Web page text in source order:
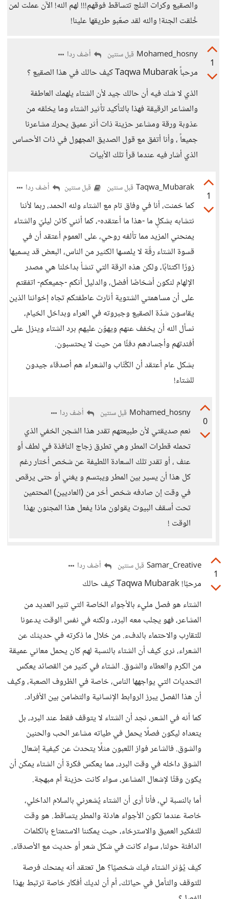
والصقيع وكرات الثلج تتساقط فوقهم!!! لهم الله! الآن عملت لمن
خُلقت الجنة! والله لقد صعّبو طريقها علينا!
1
Mohamed_hosny قبل سنتين أضف ردا
مرحباً Taqwa Mubarak كيف حالك في هذا الصقيع ؟
الذي لا شك فيه أن حالك جيد لأن الشتاء يلهمك العاطفة
والمشاعر الرقيقة فهذا بالتأكيد تأثير الشتاء وما يخلقه من
عذوبة ورقة ومشاعر حزينة ذات أثر عميق يحرك مشاعرنا
جميعاً ، وأنا أتفق مع قول الصديق المجهول في ذات الأحساس
الذي أشار فيه عندما قرأ تلك الأبيات
1
Taqwa_Mubarak قبل سنتين قبل سنتين أضف ردا
كما خمنت، أنا في وفاق تام مع الشتاء ولله الحمد، ربما لأننا
نتشابه بشكلٍ ما -هذا ما أعتقده-، كما أنني كائن ليليّ والشتاء
يمنحني المزيد مما تألفه روحي، على العموم أعتقد أن في
قسوة الشتاء رقّة لا يلمسها الكثير من الناس، البعض قد يسميها
زورًا اكتئابًا، ولكن هذه الرقة التي تنشأ بداخلنا هي مصدر
الإلهام لنكون أشخاصًا أفضل، والدليل أنكم -جميعكم- اتفقتم
على أن مساهمتي الشتوية أثارت عاطفتكم تجاه إخواننا الذين
يقاسون شدّة الصقيع وجبروته في العراء وبداخل الخيام،
نسأل الله أن يخفف عنهم ويهوّن عليهم برد الشتاء وينزل على
أفئدتهم وأجسادهم دفئًا من حيث لا يحتسبون.
بشكل عام أعتقد أن الكُتّاب والشعراء هم أصدقاء جيدون
للشتاء!
0
Mohamed_hosny قبل سنتين أضف ردا
نعم صديقتي لأن طبيعتهم تقدر هذا الشجن الخفي الذي
تحمله قطرات المطر وهي تطرق زجاج النافذة في لطف أو
عنف ، أو تقدر تلك السعادة اللطيفة عن شخص أختار رغم
كل هذا أن يسير بين المطر ويبتسم و يغني أو حتى يرقص
في وقت إن صادفه شخص أخر من (العاديين) المحتمين
تحت أسقف البيوت يقولون ماذا يفعل هذا المجنون بهذا
الوقت !
1
Samar_Creative قبل سنتين أضف ردا
مرحبًا! Taqwa Mubarak كيف حالك
الشتاء هو فصل مليء بالأجواء الخاصة التي تثير العديد من
المشاعر، فهو يجلب معه البرد، ولكنه في نفس الوقت يدعونا
للتقارب والاحتماء بالدفء. من خلال ما ذكرته في حديثك عن
الشعراء، نرى كيف أن الشتاء بالنسبة لهم كان يحمل معاني عميقة
من الكرم والعطاء والشوق. الشتاء في كثير من القصائد يعكس
التحديات التي يواجهها الناس، خاصة في الظروف الصعبة، وكيف
أن هذا الفصل يبرز الروابط الإنسانية والتضامن بين الأفراد.
كما أنه في الشعر، نجد أن الشتاء لا يتوقف فقط عند البرد، بل
يتعداه ليكون فصلًا يحمل في طياته مشاعر الحب والحنين
والشوق. فالشاعر فواز اللعبون مثلًا يتحدث عن كيفية إشعال
الشوق داخله في وقت البرد، مما يعكس فكرة أن الشتاء يمكن أن
يكون وقتًا لإشعال المشاعر، سواء كانت حزينة أم مبهجة.
أما بالنسبة لي، فأنا أرى أن الشتاء يُشعرني بالسلام الداخلي،
خاصة عندما تكون الأجواء هادئة والمطر يتساقط. هو وقت
للتفكير العميق والاسترخاء، حيث يمكننا الاستمتاع بالكلمات
الدافئة حولنا، سواء كانت في شكل شعر أو حديث مع الأصدقاء.
كيف يُؤثر الشتاء فيك شخصيًا؟ هل تعتقد أنه يمنحك فرصة
للتوقف والتأمل في حياتك، أم أن لديك أفكار خاصة ترتبط بهذا